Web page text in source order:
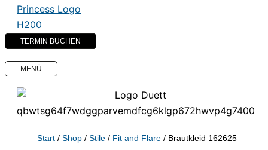
TERMIN BUCHEN
MENÜ
Start / Shop / Stile / Fit and Flare / Brautkleid 162625